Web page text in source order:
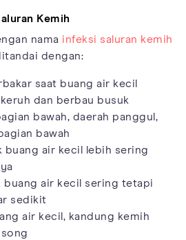
Kemih
nama infeksi saluran kemih
dengan:
saat buang air kecil
dan berbau busuk
bawah, daerah panggul,
bawah
buang air kecil lebih sering
buang air kecil sering tetapi
sedikit
air kecil, kandung kemih